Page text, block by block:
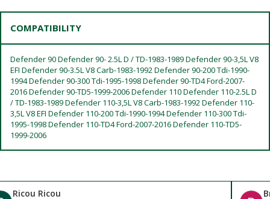
COMPATIBILITY
Defender 90 Defender 90- 2.5L D / TD-1983-1989 Defender 90-3,5L V8
EFI Defender 90-3.5L V8 Carb-1983-1992 Defender 90-200 Tdi-1990-
1994 Defender 90-300 Tdi-1995-1998 Defender 90-TD4 Ford-2007-
2016 Defender 90-TD5-1999-2006 Defender 110 Defender 110-2.5L D
/ TD-1983-1989 Defender 110-3,5L V8 Carb-1983-1992 Defender 110-
3,5L V8 EFI Defender 110-200 Tdi-1990-1994 Defender 110-300 Tdi-
1995-1998 Defender 110-TD4 Ford-2007-2016 Defender 110-TD5-
1999-2006
Ricou Ricou